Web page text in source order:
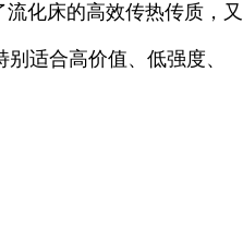
化床的高效传热传质，又
适合高价值、低强度、